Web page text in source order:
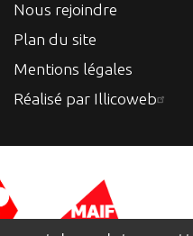
Nous rejoindre
Plan du site
Mentions légales
Réalisé par Illicoweb